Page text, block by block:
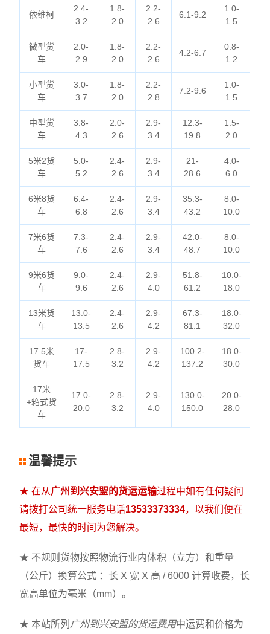
依维柯
2.4-
3.2
1.8-
2.0
2.2-
2.6
6.1-9.2
1.0-
1.5
微型货
车
2.0-
2.9
1.8-
2.0
2.2-
2.6
4.2-6.7
0.8-
1.2
小型货
车
3.0-
3.7
1.8-
2.0
2.2-
2.8
7.2-9.6
1.0-
1.5
中型货
车
3.8-
4.3
2.0-
2.6
2.9-
3.4
12.3-
19.8
1.5-
2.0
5米2货
车
5.0-
5.2
2.4-
2.6
2.9-
3.4
21-
28.6
4.0-
6.0
6米8货
车
6.4-
6.8
2.4-
2.6
2.9-
3.4
35.3-
43.2
8.0-
10.0
7米6货
车
7.3-
7.6
2.4-
2.6
2.9-
3.4
42.0-
48.7
8.0-
10.0
9米6货
车
9.0-
9.6
2.4-
2.6
2.9-
4.0
51.8-
61.2
10.0-
18.0
13米货
车
13.0-
13.5
2.4-
2.6
2.9-
4.2
67.3-
81.1
18.0-
32.0
17.5米
货车
17-
17.5
2.8-
3.2
2.9-
4.2
100.2-
137.2
18.0-
30.0
17米
+箱式货
车
17.0-
20.0
2.8-
3.2
2.9-
4.0
130.0-
150.0
20.0-
28.0
温馨提示
★ 在从广州到兴安盟的货运运输过程中如有任何疑问
请拨打公司统一服务电话13533373334，以我们便在
最短，最快的时间为您解决。
★ 不规则货物按照物流行业内体积（立方）和重量
（公斤）换算公式 ：长 X 宽 X 高 / 6000 计算收费，长
宽高单位为毫米（mm）。
★ 本站所列 广州到兴安盟的货运费用中运费和价格为